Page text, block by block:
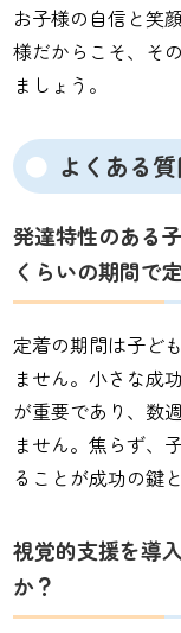
お子様の自信と笑
様だからこそ、そ
ましょう。
よくある
発達特性のある
くらいの期間で
定着の期間は子ど
ません。小さな成
が重要であり、数
ません。焦らず、
ることが成功の鍵
視覚的支援を導
か？